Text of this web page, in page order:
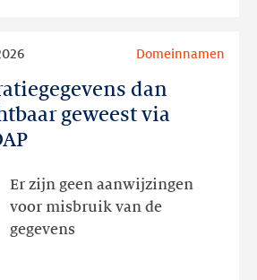
dan
geweest via
Domeinnamen
Er zijn geen aanwijzingen
voor misbruik van de
gegevens